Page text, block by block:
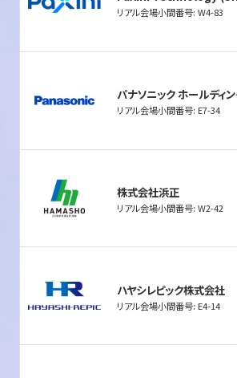
リアル会場小間番号: W4-83
パナソニック ホールディ
リアル会場小間番号: E7-34
株式会社浜正
リアル会場小間番号: W2-42
ハヤシレピック株式会社
リアル会場小間番号: E4-14